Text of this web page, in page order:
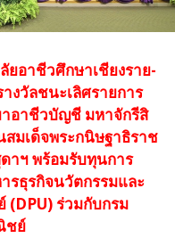
ยอาชีวศึกษาเชียงราย-
งวัลชนะเลิศรายการ
อาชีวบัญชี มหาจักรีสิ
สมเด็จพระกนิษฐาธิราช
าฯ พร้อมรับทุนการ
รธุรกิจนวัตกรรมและ
ร่วมกับกรม
ชย์